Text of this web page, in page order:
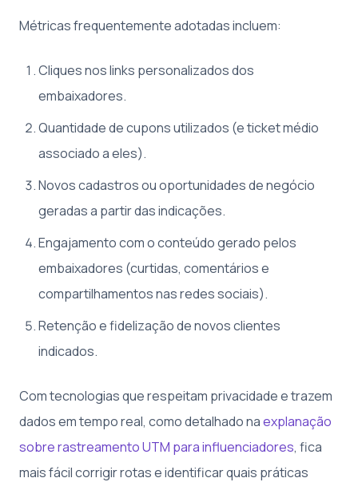
Métricas frequentemente adotadas incluem:
Cliques nos links personalizados dos
embaixadores.
Quantidade de cupons utilizados (e ticket médio
associado a eles).
Novos cadastros ou oportunidades de negócio
geradas a partir das indicações.
Engajamento com o conteúdo gerado pelos
embaixadores (curtidas, comentários e
compartilhamentos nas redes sociais).
Retenção e fidelização de novos clientes
indicados.
Com tecnologias que respeitam privacidade e trazem
dados em tempo real, como detalhado naexplanação
sobre rastreamento UTM para influenciadores, fica
mais fácil corrigir rotas e identificar quais práticas